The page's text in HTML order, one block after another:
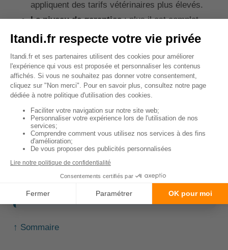
appliquent des tarifs vétérinaires plus élevés.
Le niveau de garanties: plus il est complet,
plus le coût grimpe.
Le choix de l'assureur
: les prix peuvent varier
sensiblement d'un contrat à l'autre.
Il est donc recommandé de
comparer plusieurs
devisavant de faire votre choix. Cela vous
permettra d'adapter le contrat aux besoins de votre
Smous des Pays-Bas et à votre budget.
🧠À retenir: les cotisations augmentent
souvent avec l'âge de l'animal. Il est donc
important de prendre en compte ce facteur
lors de la souscription.
↑ Sommaire